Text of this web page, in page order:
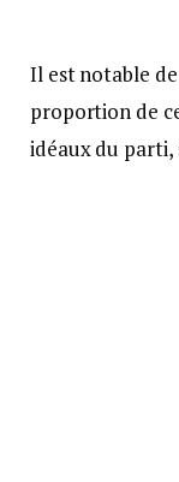
Il est notable
proportion de
idéaux du parti,